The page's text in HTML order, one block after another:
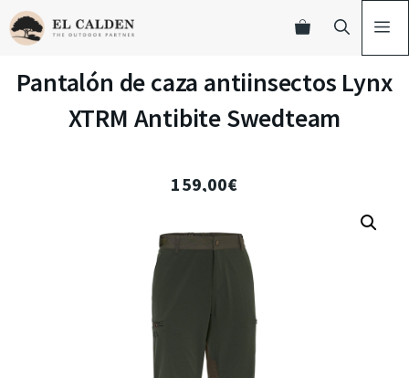
Pantalón de caza antiinsectos Lynx
XTRM Antibite Swedteam
159,00€